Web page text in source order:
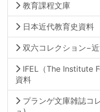
教育課程文庫
日本近代教育史資料
双六コレクション−
IFEL（The Institute
資料
プランゲ文庫雑誌コ